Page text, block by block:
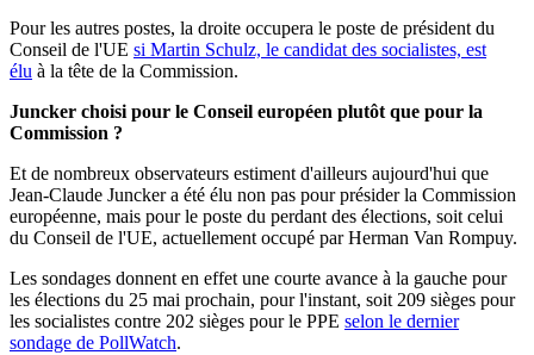
Pour les autres postes, la droite occupera le poste de président du
Conseil de l'UE si Martin Schulz, le candidat des socialistes, est
élu à la tête de la Commission.
Juncker choisi pour le Conseil européen plutôt que pour la
Commission ?
Et de nombreux observateurs estiment d'ailleurs aujourd'hui que
Jean-Claude Juncker a été élu non pas pour présider la Commission
européenne, mais pour le poste du perdant des élections, soit celui
du Conseil de l'UE, actuellement occupé par Herman Van Rompuy.
Les sondages donnent en effet une courte avance à la gauche pour
les élections du 25 mai prochain, pour l'instant, soit 209 sièges pour
les socialistes contre 202 sièges pour le PPE selon le dernier
sondage de PollWatch.